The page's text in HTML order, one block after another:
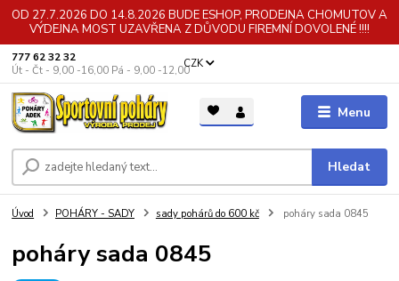
OD 27.7.2026 DO 14.8.2026 BUDE ESHOP, PRODEJNA CHOMUTOV A
VÝDEJNA MOST UZAVŘENA Z DŮVODU FIREMNÍ DOVOLENÉ !!!!
Menu
CZK
Hledat
777 62 32 32
Út - Čt - 9,00 -16,00 Pá - 9,00 -12,00
Úvod POHÁRY - SADY sady pohárů do 600 kč poháry sada 0845
poháry sada 0845